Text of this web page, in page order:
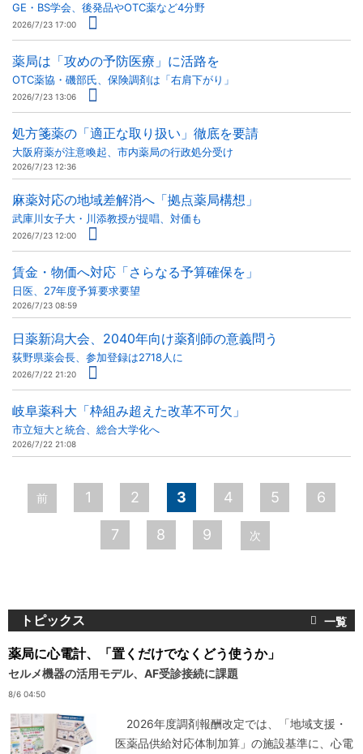
GE・BS学会、後発品やOTC薬など4分野
2026/7/23 17:00
薬局は「攻めの予防医療」に活路を
OTC薬協・磯部氏、保険調剤は「右肩下がり」
2026/7/23 13:06
処方箋薬の「適正な取り扱い」徹底を要請
大阪府薬が注意喚起、市内薬局の行政処分受け
2026/7/23 12:36
麻薬対応の地域差解消へ「拠点薬局構想」
武庫川女子大・川添教授が提唱、対価も
2026/7/23 12:00
賃金・物価へ対応「さらなる予算確保を」
日医、27年度予算要求要望
2026/7/23 08:59
日薬新潟大会、2040年向け薬剤師の意義問う
荻野県薬会長、参加登録は2718人に
2026/7/22 21:20
岐阜薬科大「枠組み超えた改革不可欠」
市立短大と統合、総合大学化へ
2026/7/22 21:08
ペ
ー
前 1 2 3 4 5 6
7 8 9 次
トピックス
薬局に心電計、「置くだけでなくどう使うか」
セルメ機器の活用モデル、AF受診接続に課題
8/6 04:50
2026年度調剤報酬改定では、「地域支援・
医薬品供給対応体制加算」の施設基準に、心電